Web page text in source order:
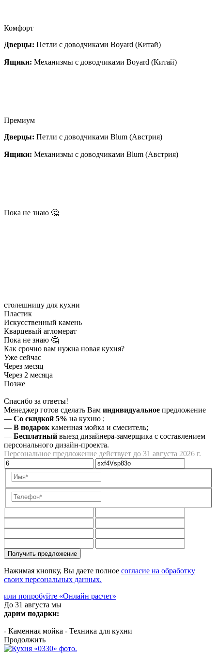
Комфорт
Дверцы: Петли с доводчиками Boyard (Китай)
Ящики: Механизмы с доводчиками Boyard (Китай)
Премиум
Дверцы: Петли с доводчиками Blum (Австрия)
Ящики: Механизмы с доводчиками Blum (Австрия)
Пока не знаю 🤔
столешницу для кухни
Пластик
Искусственный камень
Кварцевый агломерат
Пока не знаю 🤔
Как срочно вам нужна новая кухня?
Уже сейчас
Через месяц
Через 2 месяца
Позже
Спасибо за ответы!
Менеджер готов сделать Вам индивидуальное предложение
— Со скидкой 5% на кухню ;
— В подарок каменная мойка и смеситель;
— Бесплатный выезд дизайнера-замерщика с составлением
персонального дизайн-проекта.
Персональное предложение действует до 31 августа 2026 г.
Получить предложение
Нажимая кнопку, Вы даете полное согласие на обработку
своих персональных данных.
или попробуйте «Онлайн расчет»
До 31 августа мы
дарим подарки:
- Каменная мойка - Техника для кухни
Продолжить